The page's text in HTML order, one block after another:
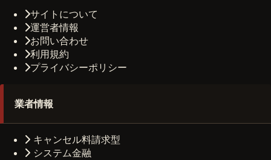
サイトについて
運営者情報
お問い合わせ
利用規約
プライバシーポリシー
業者情報
キャンセル料請求型
システム金融